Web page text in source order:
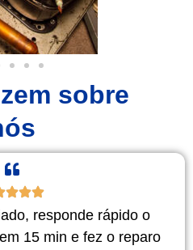
sobre
responde rápido o
15 min e fez o reparo